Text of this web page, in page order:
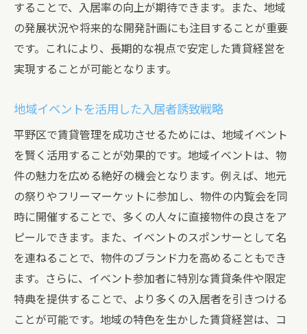
入居率を上げた物件管理の具体例
成功事例に見る収益性向上の秘訣
効果的な物件改良による成功談
地域特性を活かした管理成功のケーススタ
プロフェッショナルの知識を活かした管理
戦略
法律知識を活用したリスク回避
最新技術を取り入れた管理効率化の方法
専門家とのパートナーシップによる管理力
強化
市場動向に基づいた知識のアップデート方
法
専門知識を応用した平野区独自の管理手法
することで、入居率の向上が期待できます。また、地域
の発展状況や将来的な開発計画にも注目することが重要
です。これにより、長期的な視点で安定した賃貸経営を
実現することが可能となります。
地域イベントを活用した入居者誘致戦略
平野区で賃貸管理を成功させるためには、地域イベント
を賢く活用することが効果的です。地域イベントは、物
件の魅力を広める絶好の機会となります。例えば、地元
の祭りやフリーマーケットに参加し、物件の内覧会を同
時に開催することで、多くの人々に直接物件の良さをア
ピールできます。また、イベントのスポンサーとして名
を連ねることで、物件のブランド力を高めることもでき
ます。さらに、イベント参加者に特別な賃貸条件や限定
特典を提供することで、より多くの入居者を引きつける
ことが可能です。地域の特色を生かした賃貸経営は、コ